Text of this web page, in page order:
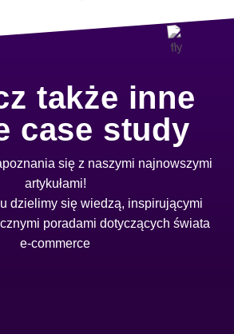
także inne
case study
się z naszymi najnowszymi
artykułami!
dzielimy się wiedzą, inspirującymi
poradami dotyczących świata
e-commerce